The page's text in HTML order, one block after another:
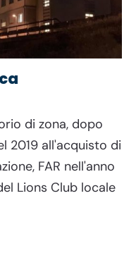
di zona, dopo
2019 all'acquisto di
FAR nell'anno
Lions Club locale